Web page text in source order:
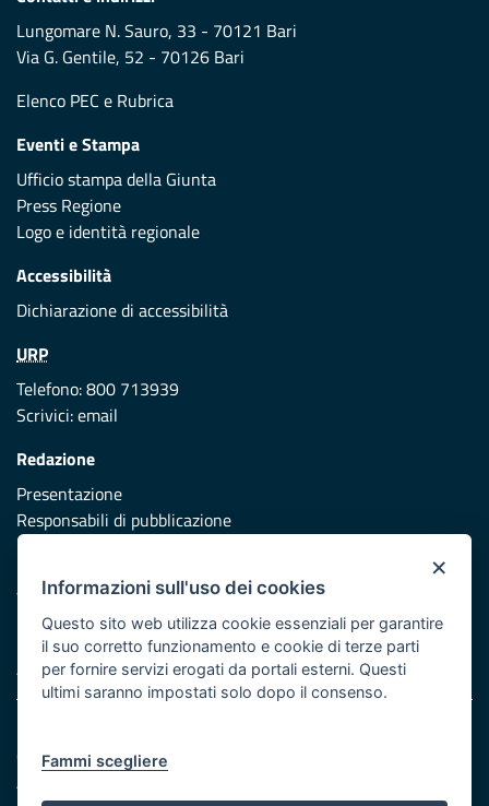
Lungomare N. Sauro, 33 - 70121 Bari
Via G. Gentile, 52 - 70126 Bari
Elenco PEC e Rubrica
Eventi e Stampa
Ufficio stampa della Giunta
Press Regione
Logo e identità regionale
Accessibilità
Dichiarazione di accessibilità
URP
Telefono: 800 713939
Scrivici:email
Redazione
Presentazione
Responsabili di pubblicazione
Vai al sito di Protezione Civile Puglia
Iniziativa finanziata con risorse del POR Puglia 2014/2020 -
Asse XI
Cookie e privacy
Atti di notifica
×
Informazioni sull'uso dei cookies
Questo sito web utilizza cookie essenziali per garantire
il suo corretto funzionamento e cookie di terze parti
per fornire servizi erogati da portali esterni. Questi
ultimi saranno impostati solo dopo il consenso.
Fammi scegliere